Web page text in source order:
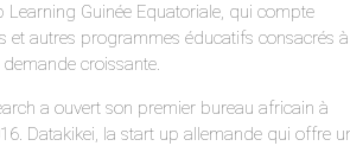
Learning Guinée Equatoriale, qui compte
et autres programmes éducatifs consacrés à
croissante.
a ouvert son premier bureau africain à
Datakikei, la start up allemande qui offre